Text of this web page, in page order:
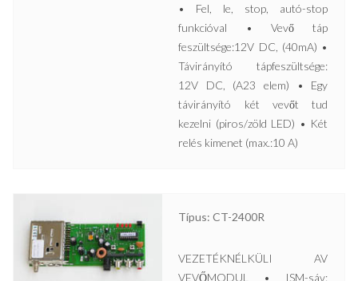
• Fel, le, stop, autó-stop
funkcióval • Vevő táp
feszültsége:12V DC, (40mA) •
Távirányító tápfeszültsége:
12V DC, (A23 elem) • Egy
távirányító két vevőt tud
kezelni (piros/zöld LED) • Két
relés kimenet (max.:10 A)
Típus: CT-2400R
VEZETÉKNÉLKÜLI AV
VEVŐMODUL • ISM-sáv: